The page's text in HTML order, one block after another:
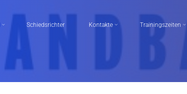
Schiedsrichter Kontakte Trainingszeiten